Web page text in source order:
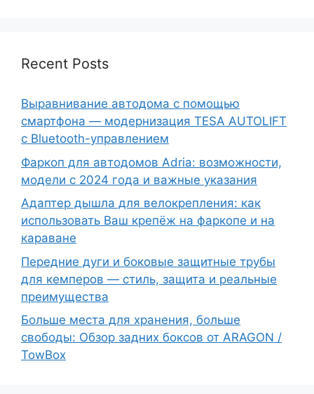
Recent Posts
Выравнивание автодома с помощью
смартфона — модернизация TESA AUTOLIFT
с Bluetooth-управлением
Фаркоп для автодомов Adria: возможности,
модели с 2024 года и важные указания
Адаптер дышла для велокрепления: как
использовать Ваш крепёж на фаркопе и на
караване
Передние дуги и боковые защитные трубы
для кемперов — стиль, защита и реальные
преимущества
Больше места для хранения, больше
свободы: Обзор задних боксов от ARAGON /
TowBox